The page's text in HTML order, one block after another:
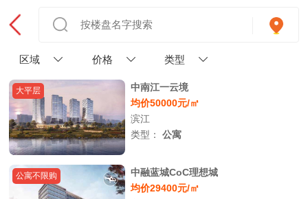
区域 价格 类型
大平层
中南江一云境
均价50000元/㎡
滨江
类型：公寓
公寓不限购
中融蓝城CoC理想城
均价29400元/㎡